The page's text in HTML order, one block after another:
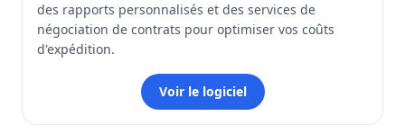
des rapports personnalisés et des services de
négociation de contrats pour optimiser vos coûts
d'expédition.
Voir le logiciel